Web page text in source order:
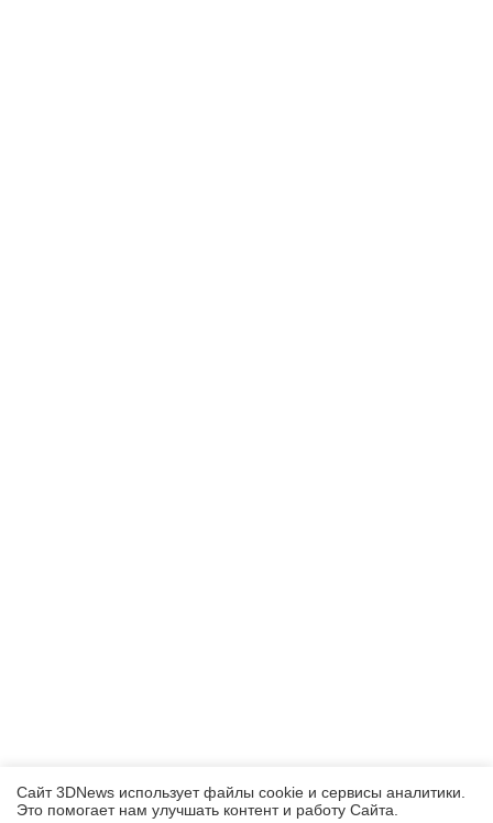
Сайт 3DNews использует файлы cookie и сервисы аналитики.
Это помогает нам улучшать контент и работу Cайта.